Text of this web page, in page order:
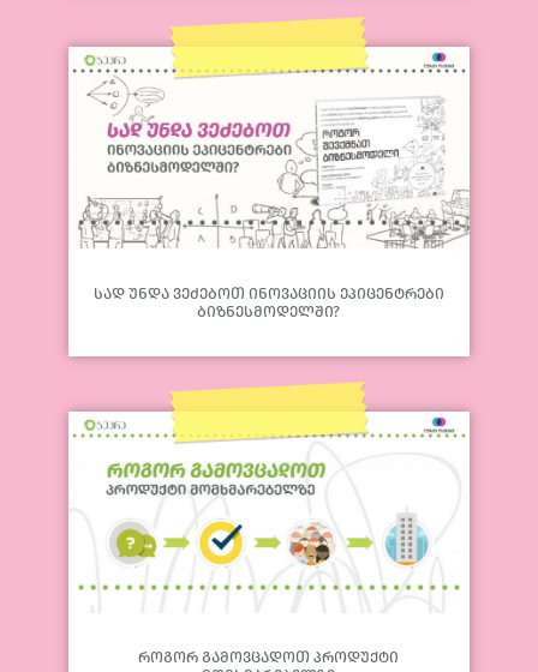
სად უნდა ვეძებოთ ინოვაციის ეპიცენტრები
ბიზნესმოდელში?
როგორ გამოვცადოთ პროდუქტი